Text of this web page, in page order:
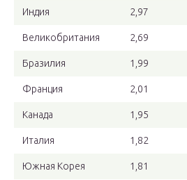
Индия 2,97
Великобритания 2,69
Бразилия 1,99
Франция 2,01
Канада 1,95
Италия 1,82
Южная Корея 1,81